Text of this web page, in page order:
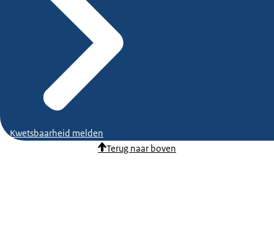
Kwetsbaarheid melden
Terug naar boven